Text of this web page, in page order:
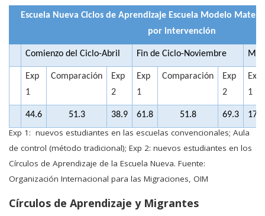
Escuela Nueva Ciclos de Aprendizaje Escuela Modelo
por intervención
Comienzo del Ciclo-Abril Fin de Ciclo-Noviembre
Exp
1
Comparación
Exp
2
Exp
1
Comparación
Exp
2
Exp
1
44.6 51.3 38.9 61.8 51.8 69.3 17.2
Exp 1: nuevos estudiantes en las escuelas convencionales; Aula
de control (método tradicional); Exp 2: nuevos estudiantes en los
Círculos de Aprendizaje de la Escuela Nueva. Fuente:
Organización Internacional para las Migraciones, OIM
Círculos de Aprendizaje y Migrantes